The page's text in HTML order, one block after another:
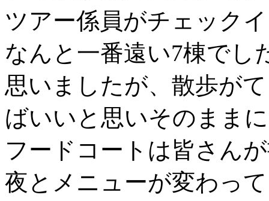
ツアー係員がチェック
なんと一番遠い7棟でし
思いましたが、散歩が
ばいいと思いそのまま
フードコートは皆さん
夜とメニューが変わっ